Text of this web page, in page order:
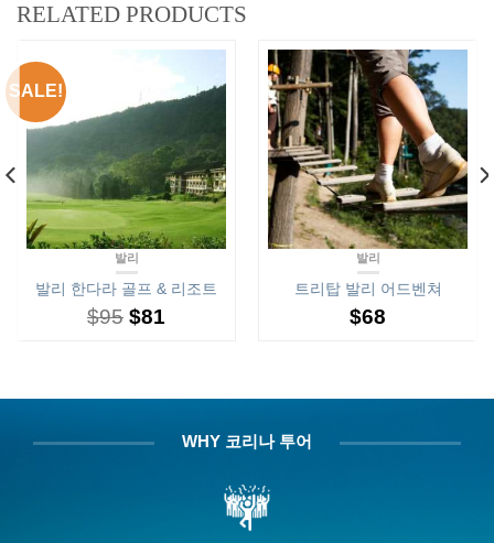
RELATED PRODUCTS
SALE!
발리
발리 한다라 골프 & 리조트
$95 $81
발리
트리탑 발리 어드벤쳐
$68
WHY 코리나 투어